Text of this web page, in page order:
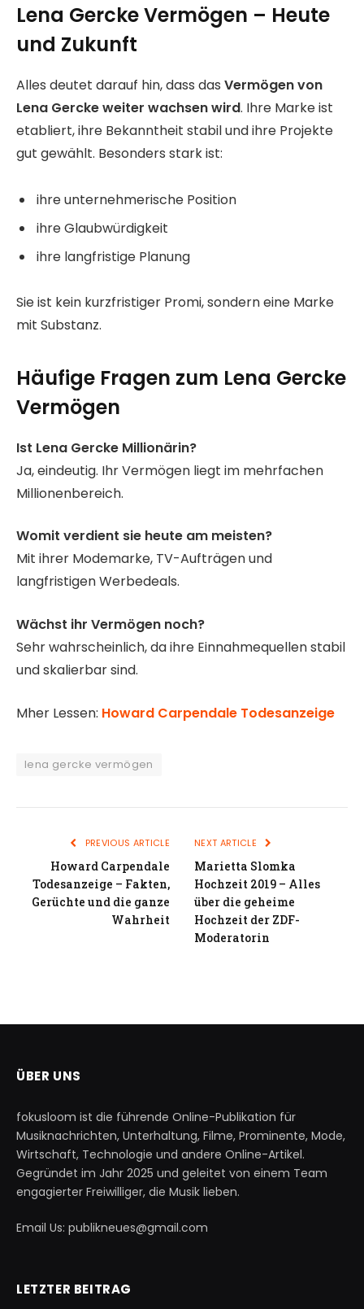
Lena Gercke Vermögen – Heute
und Zukunft
Alles deutet darauf hin, dass das Vermögen von
Lena Gercke weiter wachsen wird. Ihre Marke ist
etabliert, ihre Bekanntheit stabil und ihre Projekte
gut gewählt. Besonders stark ist:
ihre unternehmerische Position
ihre Glaubwürdigkeit
ihre langfristige Planung
Sie ist kein kurzfristiger Promi, sondern eine Marke
mit Substanz.
Häufige Fragen zum Lena Gercke
Vermögen
Ist Lena Gercke Millionärin?
Ja, eindeutig. Ihr Vermögen liegt im mehrfachen
Millionenbereich.
Womit verdient sie heute am meisten?
Mit ihrer Modemarke, TV-Aufträgen und
langfristigen Werbedeals.
Wächst ihr Vermögen noch?
Sehr wahrscheinlich, da ihre Einnahmequellen stabil
und skalierbar sind.
Mher Lessen: Howard Carpendale Todesanzeige
lena gercke vermögen
PREVIOUS ARTICLE
Howard Carpendale
Todesanzeige – Fakten,
Gerüchte und die ganze
Wahrheit
NEXT ARTICLE
Marietta Slomka
Hochzeit 2019 – Alles
über die geheime
Hochzeit der ZDF-
Moderatorin
ÜBER UNS
fokusloom ist die führende Online-Publikation für
Musiknachrichten, Unterhaltung, Filme, Prominente, Mode,
Wirtschaft, Technologie und andere Online-Artikel.
Gegründet im Jahr 2025 und geleitet von einem Team
engagierter Freiwilliger, die Musik lieben.
Email Us: publikneues@gmail.com
LETZTER BEITRAG